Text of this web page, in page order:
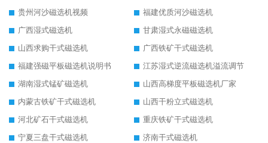
贵州河沙磁选机视频
福建优质河沙磁选机
广西湿式磁选机
甘肃湿式永磁磁选机
山西求购干式磁选机
广西铁矿干式磁选机
福建强磁平板磁选机说明书
江苏湿式逆流磁选机溢流调节
湖南湿式锰矿磁选机
山西高梯度平板磁选机厂家
内蒙古铁矿干式磁选机
山西干粉立式磁选机
河北矿石干式磁选机
重庆铁矿干式磁选机
宁夏三盘干式磁选机
济南干式磁选机